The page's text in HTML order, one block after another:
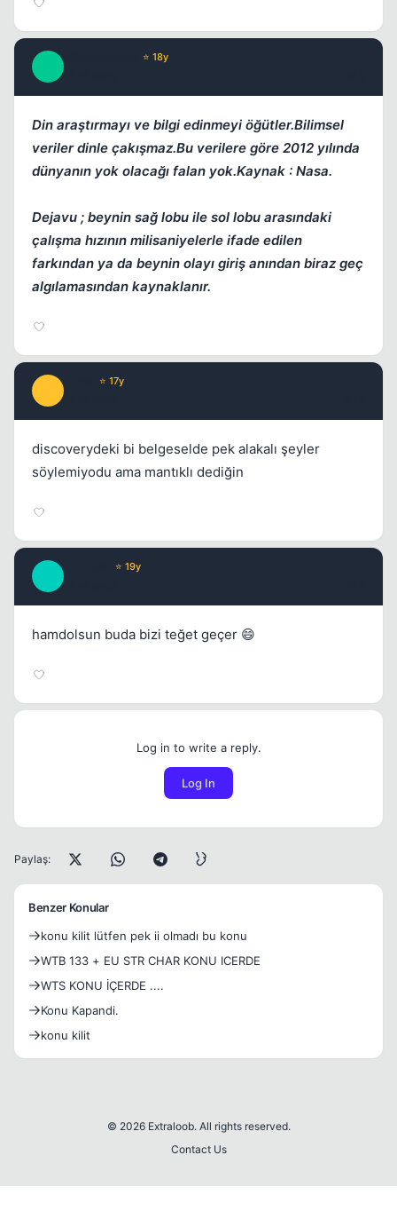
⭐ 18y
Din araştırmayı ve bilgi edinmeyi öğütler.Bilimsel
veriler dinle çakışmaz.Bu verilere göre 2012 yılında
dünyanın yok olacağı falan yok.Kaynak : Nasa.
Dejavu ; beynin sağ lobu ile sol lobu arasındaki
çalışma hızının milisaniyelerle ifade edilen
farkından ya da beynin olayı giriş anından biraz geç
algılamasından kaynaklanır.
⭐ 17y
discoverydeki bi belgeselde pek alakalı şeyler
söylemiyodu ama mantıklı dediğin
⭐ 19y
hamdolsun buda bizi teğet geçer 😄
Log in to write a reply.
Log In
Paylaş:
Benzer Konular
konu kilit lütfen pek ii olmadı bu konu
WTB 133 + EU STR CHAR KONU ICERDE
WTS KONU İÇERDE ....
Konu Kapandi.
konu kilit
© 2026 Extraloob. All rights reserved.
Contact Us